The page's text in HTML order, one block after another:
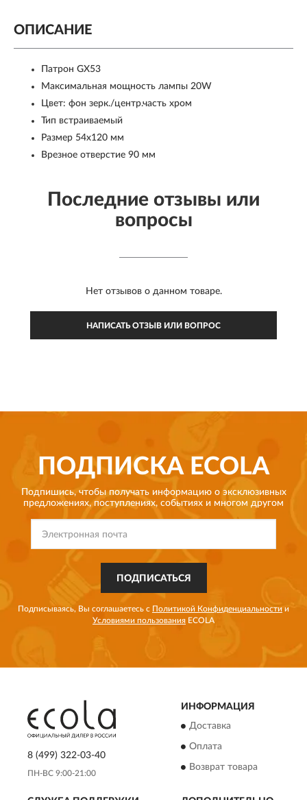
ОПИСАНИЕ
Патрон GX53
Максимальная мощность лампы 20W
Цвет: фон зерк./центр.часть хром
Тип встраиваемый
Размер 54x120 мм
Врезное отверстие 90 мм
Последние отзывы или
вопросы
Нет отзывов о данном товаре.
НАПИСАТЬ ОТЗЫВ ИЛИ ВОПРОС
ПОДПИСКАECOLA
Подпишись, чтобы получать информацию о эксклюзивных
предложениях, поступлениях, событиях и многом другом
ПОДПИСАТЬСЯ
Подписываясь, Вы соглашаетесь с Политикой Конфиденциальности и
Условиями пользования ECOLA
8 (499) 322-03-40
ПН-ВС 9:00-21:00
ИНФОРМАЦИЯ
Доставка
Оплата
Возврат товара